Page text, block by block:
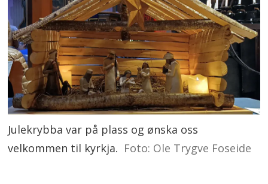
Julekrybba var på plass og ønska oss
velkommen til kyrkja. Foto: Ole Trygve Foseide